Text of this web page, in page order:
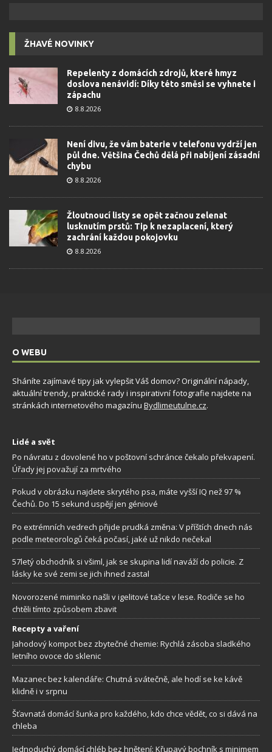
ŽHAVÉ NOVINKY
Repelenty z domácích zdrojů, které hmyz
doslova nenávidí: Díky této směsi se vyhnete i
zápachu
8.8.2026
Není divu, že vám baterie v telefonu vydrží jen
půl dne. Většina Čechů dělá při nabíjení zásadní
chybu
8.8.2026
Žloutnoucí listy se opět začnou zelenat
lusknutím prstů: Tip k nezaplacení, který
zachrání každou pokojovku
8.8.2026
O WEBU
Sháníte zajímavé tipy jak vylepšit Váš domov? Originální nápady,
aktuální trendy, praktické rady i inspirativní fotografie najdete na
stránkách internetového magazínu Bydlimeutulne.cz.
Lidé a svět
Po návratu z dovolené ho v poštovní schránce čekalo překvapení.
Úřady jej považují za mrtvého
Pokud v obrázku najdete skrytého psa, máte vyšší IQ než 97 %
Čechů. Do 15 sekund uspějí jen géniové
Po extrémních vedrech přijde prudká změna: V příštích dnech nás
podle meteorologů čeká počasí, jaké už nikdo nečekal
57letý obchodník si všiml, jak se skupina lidí naváží do policie. Z
lásky ke své zemi se jich ihned zastal
Novorozené miminko našli v igelitové tašce v lese. Rodiče se ho
chtěli tímto způsobem zbavit
Recepty a vaření
Jahodový kompot bez zbytečné chemie: Rychlá zásoba sladkého
letního ovoce do sklenic
Mazanec bez kalendáře: Chutná svátečně, ale hodí se ke kávě
klidně i v srpnu
Šťavnatá domácí šunka pro každého, kdo chce vědět, co si dává na
chleba
Jednoduchý domácí chléb bez hnětení: Křupavý bochník s minimem